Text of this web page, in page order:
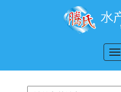
切
换
导
航